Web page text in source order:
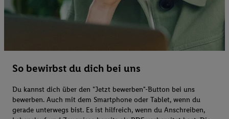
So bewirbst du dich bei uns
Du kannst dich über den "Jetzt bewerben"-Button bei uns
bewerben. Auch mit dem Smartphone oder Tablet, wenn du
gerade unterwegs bist. Es ist hilfreich, wenn du Anschreiben,